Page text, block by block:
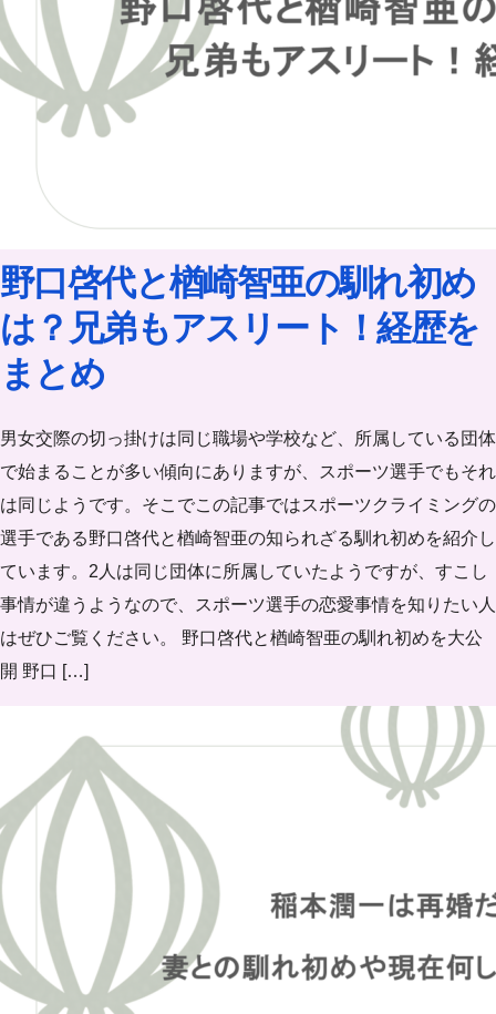
野口啓代と楢崎智亜の馴れ初め
は？兄弟もアスリート！経歴を
まとめ
男女交際の切っ掛けは同じ職場や学校など、所属している団体
で始まることが多い傾向にありますが、スポーツ選手でもそれ
は同じようです。そこでこの記事ではスポーツクライミングの
選手である野口啓代と楢崎智亜の知られざる馴れ初めを紹介し
ています。2人は同じ団体に所属していたようですが、すこし
事情が違うようなので、スポーツ選手の恋愛事情を知りたい人
はぜひご覧ください。 野口啓代と楢崎智亜の馴れ初めを大公
開 野口 […]